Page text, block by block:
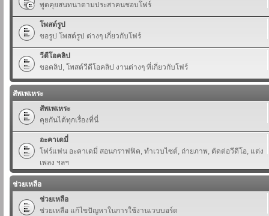
พูดคุยสนทนาตามประสาคนชอบโฟร์
โพสต์รูป
ขอรูป โพสต์รูป ต่างๆ เกี่ยวกับโฟร์
วีดีโอคลิป
ขอคลิป, โพสต์วีดีโอคลิป งานต่างๆ ที่เกี่ยวกับโฟร์
สัพเพเหระ
สัพเพเหระ
คุยกันได้ทุกเรื่องที่นี่
อะคาเดมี่
โฟร์แฟน อะคาเดมี่ สอนกราฟฟิค, ทำเวบไซต์, ถ่ายภาพ, ตัดต่อวีดีโอ, แต่ง
เพลง ฯลฯ
ช่วยเหลือ
ช่วยเหลือ
ช่วยเหลือ แก้ไขปัญหาในการใช้งานเวบบอร์ด